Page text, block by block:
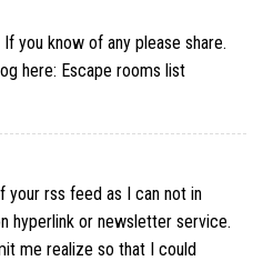
you know of any please share.
here: Escape rooms list
your rss feed as I can not in
hyperlink or newsletter service.
me realize so that I could